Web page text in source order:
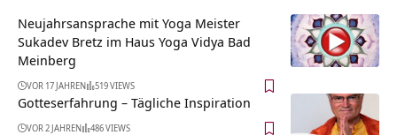
Neujahrsansprache mit Yoga Meister
Sukadev Bretz im Haus Yoga Vidya Bad
Meinberg
VOR 17 JAHREN 519 VIEWS
Gotteserfahrung – Tägliche Inspiration
VOR 2 JAHREN 486 VIEWS